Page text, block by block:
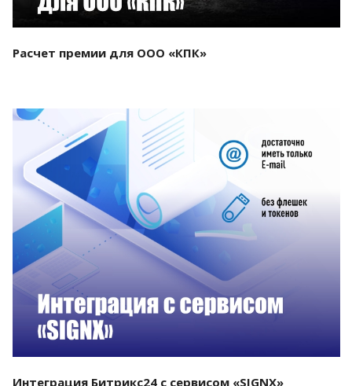
Расчет премии для ООО «КПК»
Смотреть проект
Интеграция Битрикс24 с сервисом «SIGNX»